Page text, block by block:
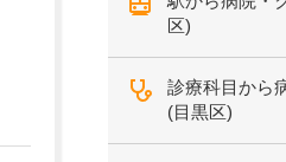
区)
診療科目から
(目黒区)